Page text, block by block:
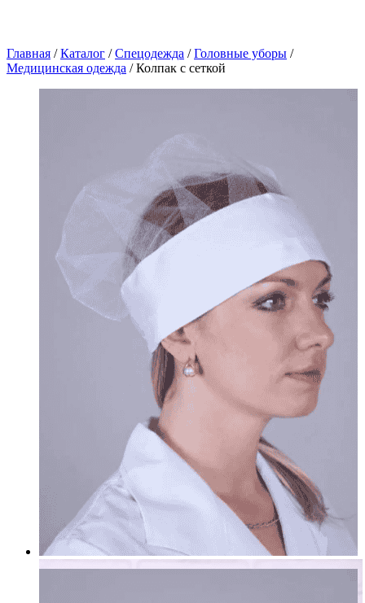
Главная / Каталог / Спецодежда / Головные уборы /
Медицинская одежда / Колпак с сеткой